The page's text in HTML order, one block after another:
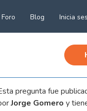
Foro Blog Inicia
pregunta fue
Jorge Gomero y